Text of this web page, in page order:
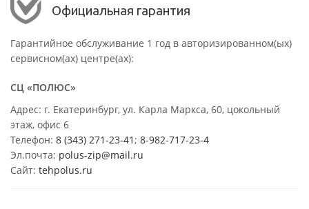
Официальная гарантия
Гарантийное обслуживание 1 год в авторизированном(ых)
сервисном(ах) центре(ах):
СЦ «ПОЛЮС»
Адрес: г. Екатеринбург, ул. Карла Маркса, 60, цокольный
этаж, офис 6
Телефон: 8 (343) 271-23-41 ; 8-982-717-23-4
Эл.почта: polus-zip@mail.ru
Сайт: tehpolus.ru